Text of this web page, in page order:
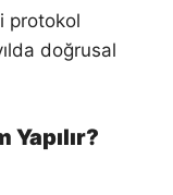
protokol
doğrusal
Yapılır?